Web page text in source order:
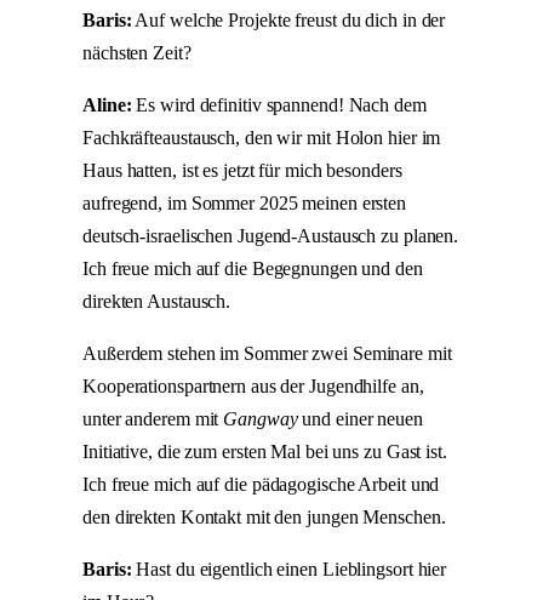
Baris:Auf welche Projekte freust du dich in der
nächsten Zeit?
Aline: Es wird definitiv spannend! Nach dem
Fachkräfteaustausch, den wir mit Holon hier im
Haus hatten, ist es jetzt für mich besonders
aufregend, im Sommer 2025 meinen ersten
deutsch-israelischen Jugend-Austausch zu planen.
Ich freue mich auf die Begegnungen und den
direkten Austausch.
Außerdem stehen im Sommer zwei Seminare mit
Kooperationspartnern aus der Jugendhilfe an,
unter anderem mit Gangwayund einer neuen
Initiative, die zum ersten Mal bei uns zu Gast ist.
Ich freue mich auf die pädagogische Arbeit und
den direkten Kontakt mit den jungen Menschen.
Baris: Hast du eigentlich einen Lieblingsort hier